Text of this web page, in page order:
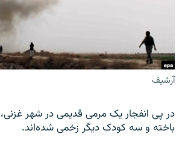
آرشیف
در پی انفجار یک مرمی قدیمی در شهر
باخته و سه کودک دیگر زخمی شده‌اند.